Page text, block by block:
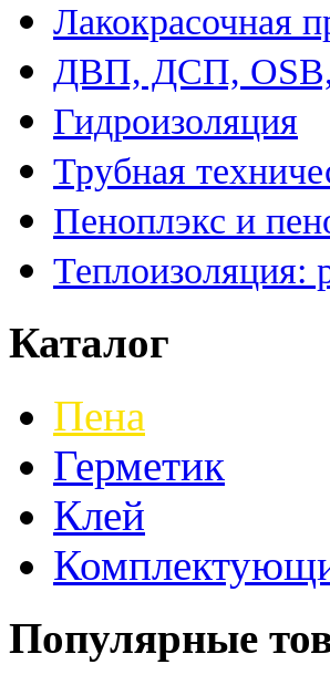
Лакокрасочная
ДВП, ДСП,
Гидроизоляция
Трубная
Пеноплэкс и
Теплоизоляция:
Каталог
Пена
Герметик
Клей
Популярные